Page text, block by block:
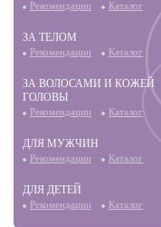
Рекомендации Каталог
ЗА ТЕЛОМ
Рекомендации Каталог
ЗА ВОЛОСАМИ И КОЖЕЙ
ГОЛОВЫ
Рекомендации Каталог
ДЛЯ МУЖЧИН
Рекомендации Каталог
ДЛЯ ДЕТЕЙ
Рекомендации Каталог